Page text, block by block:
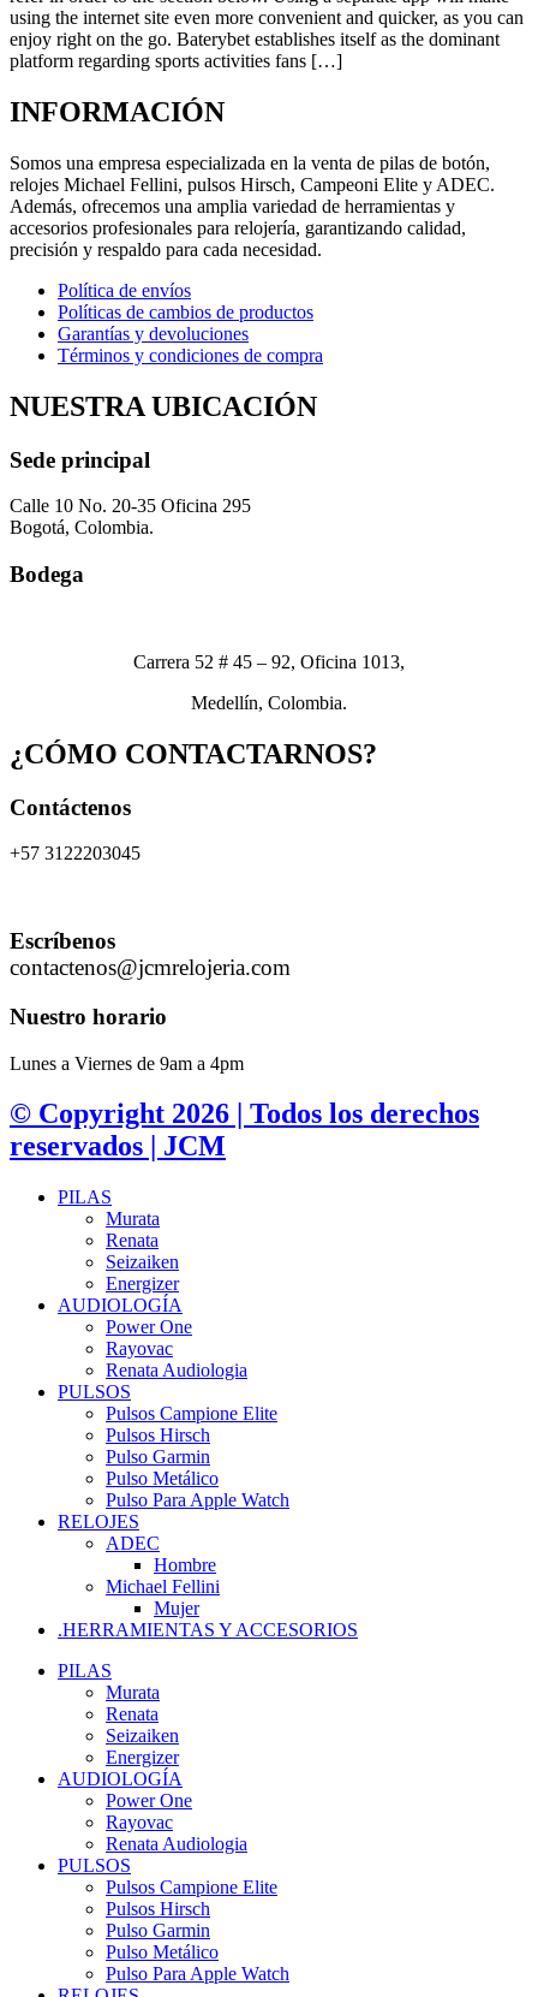
using the internet site even more convenient and quicker, as you can
enjoy right on the go. Baterybet establishes itself as the dominant
platform regarding sports activities fans […]
INFORMACIÓN
Somos una empresa especializada en la venta de pilas de botón,
relojes Michael Fellini, pulsos Hirsch, Campeoni Elite y ADEC.
Además, ofrecemos una amplia variedad de herramientas y
accesorios profesionales para relojería, garantizando calidad,
precisión y respaldo para cada necesidad.
Política de envíos
Políticas de cambios de productos
Garantías y devoluciones
Términos y condiciones de compra
NUESTRA UBICACIÓN
Sede principal
Calle 10 No. 20-35 Oficina 295
Bogotá, Colombia.
Bodega
Carrera 52 # 45 – 92, Oficina 1013,
Medellín, Colombia.
¿CÓMO CONTACTARNOS?
Contáctenos
+57 3122203045
Escríbenos
contactenos@jcmrelojeria.com
Nuestro horario
Lunes a Viernes de 9am a 4pm
© Copyright 2026 | Todos los derechos
reservados | JCM
PILAS
Murata
Renata
Seizaiken
Energizer
AUDIOLOGÍA
Power One
Rayovac
Renata Audiologia
PULSOS
Pulsos Campione Elite
Pulsos Hirsch
Pulso Garmin
Pulso Metálico
Pulso Para Apple Watch
RELOJES
ADEC
Hombre
Michael Fellini
Mujer
.HERRAMIENTAS Y ACCESORIOS
PILAS
Murata
Renata
Seizaiken
Energizer
AUDIOLOGÍA
Power One
Rayovac
Renata Audiologia
PULSOS
Pulsos Campione Elite
Pulsos Hirsch
Pulso Garmin
Pulso Metálico
Pulso Para Apple Watch